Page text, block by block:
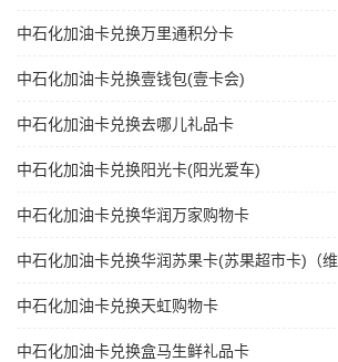
中石化加油卡兑换万里通积分卡
中石化加油卡兑换壹钱包(壹卡会)
中石化加油卡兑换去哪儿礼品卡
中石化加油卡兑换阳光卡(阳光爱车)
中石化加油卡兑换华润万家购物卡
中石化加油卡兑换华润苏果卡(苏果超市卡)（维
中石化加油卡兑换天虹购物卡
中石化加油卡兑换盒马生鲜礼品卡